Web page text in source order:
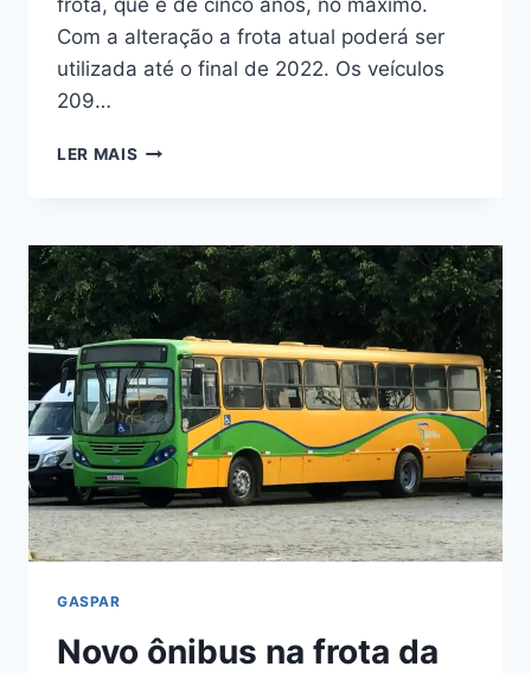
frota, que é de cinco anos, no máximo.
Com a alteração a frota atual poderá ser
utilizada até o final de 2022. Os veículos
209…
LER MAIS ALTERAÇÕES
EXPRESSO
PRESIDENTE
GASPAR
Novo ônibus na frota da